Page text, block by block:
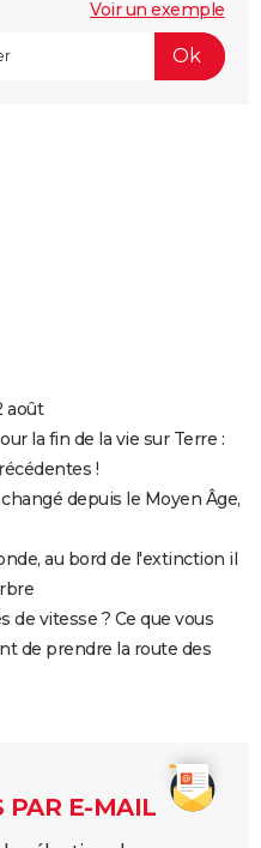
Voir un exemple
août
la fin de la vie sur Terre :
!
depuis le Moyen Âge,
au bord de l'extinction il
de vitesse ? Ce que vous
de prendre la route des
PAR E-MAIL